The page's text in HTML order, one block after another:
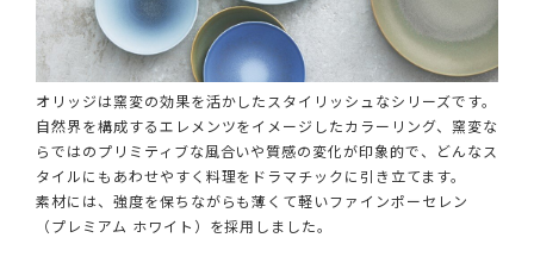
オリッジは窯変の効果を活かしたスタイリッシュなシリーズです。
自然界を構成するエレメンツをイメージしたカラーリング、窯変な
らではのプリミティブな風合いや質感の変化が印象的で、どんなス
タイルにもあわせやすく料理をドラマチックに引き立てます。
素材には、強度を保ちながらも薄くて軽いファインポーセレン
（プレミアム ホワイト）を採用しました。